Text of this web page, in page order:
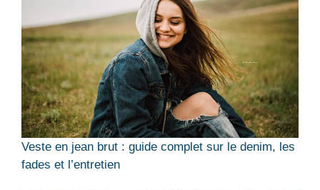
Veste en jean brut : guide complet sur le denim, les
fades et l’entretien